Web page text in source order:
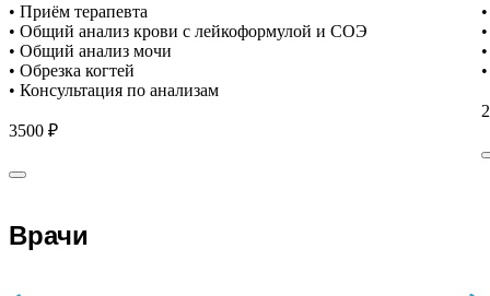
• Приём терапевта
• Общий анализ крови с лейкоформулой и СОЭ
• Общий анализ мочи
• Обрезка когтей
• Консультация по анализам
3500 ₽
Врачи